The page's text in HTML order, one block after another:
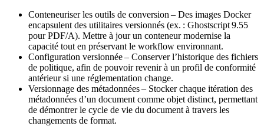
Conteneuriser les outils de conversion – Des images Docker
encapsulent des utilitaires versionnés (ex. : Ghostscript 9.55
pour PDF/A). Mettre à jour un conteneur modernise la
capacité tout en préservant le workflow environnant.
Configuration versionnée– Conserver l’historique des fichiers
de politique, afin de pouvoir revenir à un profil de conformité
antérieur si une réglementation change.
Versionnage des métadonnées– Stocker chaque itération des
métadonnées d’un document comme objet distinct, permettant
de démontrer le cycle de vie du document à travers les
changements de format.